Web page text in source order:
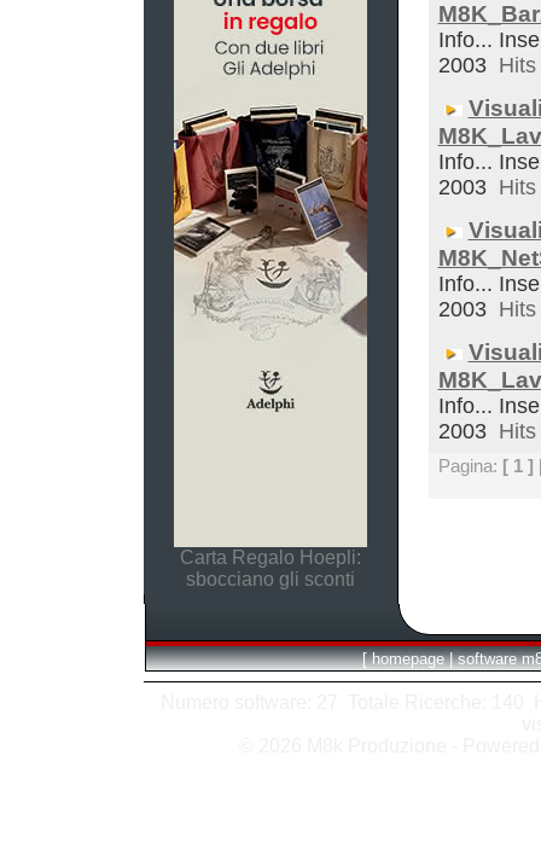
Carta Regalo Hoepli:
sbocciano gli sconti
Info...
2003
Info...
2003
Info...
2003
Info...
2003
Pagina: [ 1 ]
[ homepage | software